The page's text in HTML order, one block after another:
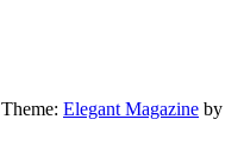
Theme: Elegant Magazine by